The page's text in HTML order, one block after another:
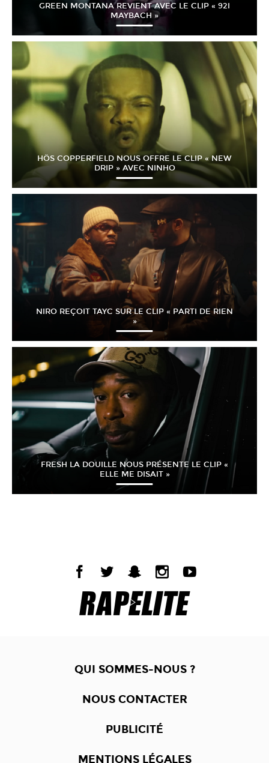
GREEN MONTANA REVIENT AVEC LE CLIP « 92I
MAYBACH »
HÖS COPPERFIELD NOUS OFFRE LE CLIP « NEW
DRIP » AVEC NINHO
NIRO REÇOIT TAYC SUR LE CLIP « PARTI DE RIEN
»
FRESH LA DOUILLE NOUS PRÉSENTE LE CLIP «
ELLE ME DISAIT »
QUI SOMMES-NOUS ?
NOUS CONTACTER
PUBLICITÉ
MENTIONS LÉGALES